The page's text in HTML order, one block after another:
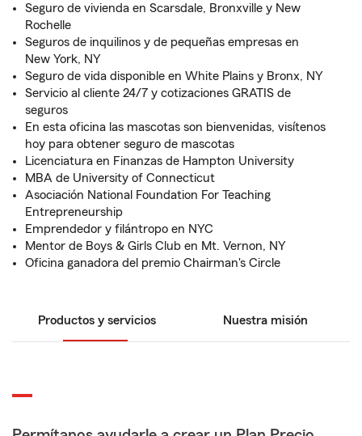
Seguro de vivienda en Scarsdale, Bronxville y New
Rochelle
Seguros de inquilinos y de pequeñas empresas en
New York, NY
Seguro de vida disponible en White Plains y Bronx, NY
Servicio al cliente 24/7 y cotizaciones GRATIS de
seguros
En esta oficina las mascotas son bienvenidas, visítenos
hoy para obtener seguro de mascotas
Licenciatura en Finanzas de Hampton University
MBA de University of Connecticut
Asociación National Foundation For Teaching
Entrepreneurship
Emprendedor y filántropo en NYC
Mentor de Boys & Girls Club en Mt. Vernon, NY
Oficina ganadora del premio Chairman's Circle
Productos y servicios Nuestra misión